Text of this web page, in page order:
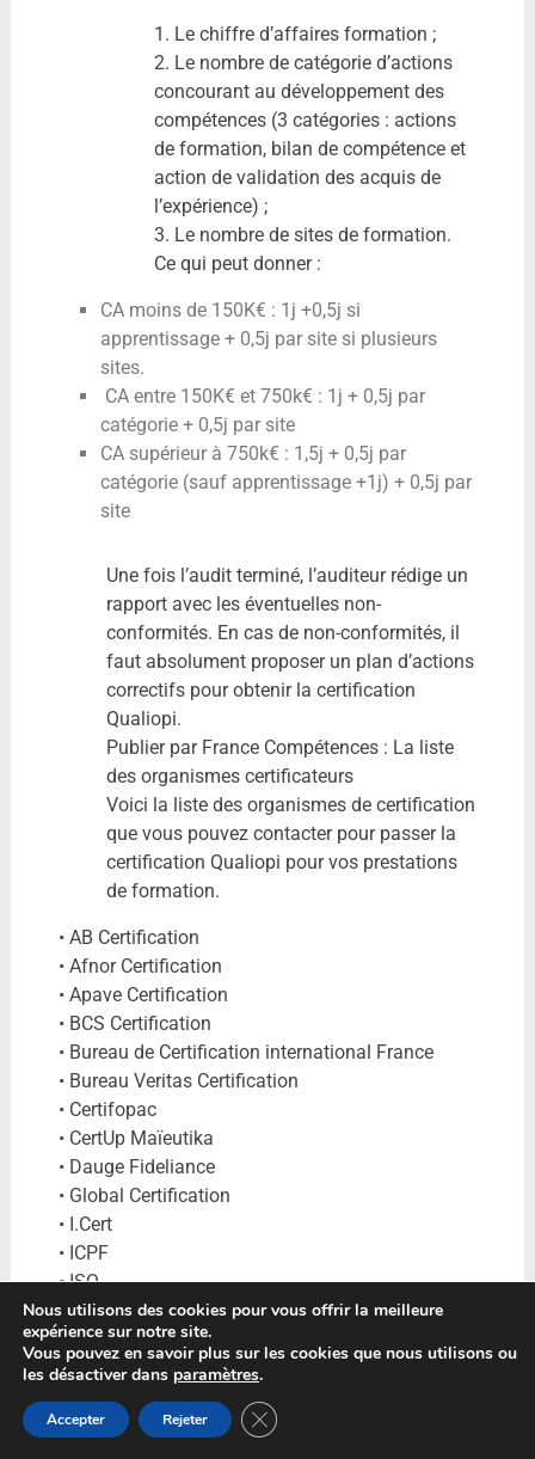
1. Le chiffre d’affaires formation ;
2. Le nombre de catégorie d’actions
concourant au développement des
compétences (3 catégories : actions
de formation, bilan de compétence et
action de validation des acquis de
l’expérience) ;
3. Le nombre de sites de formation.
Ce qui peut donner :
CA moins de 150K€ : 1j +0,5j si
apprentissage + 0,5j par site si plusieurs
sites.
CA entre 150K€ et 750k€ : 1j + 0,5j par
catégorie + 0,5j par site
CA supérieur à 750k€ : 1,5j + 0,5j par
catégorie (sauf apprentissage +1j) + 0,5j par
site
Une fois l’audit terminé, l’auditeur rédige un
rapport avec les éventuelles non-
conformités. En cas de non-conformités, il
faut absolument proposer un plan d’actions
correctifs pour obtenir la certification
Qualiopi.
Publier par France Compétences : La liste
des organismes certificateurs
Voici la liste des organismes de certification
que vous pouvez contacter pour passer la
certification Qualiopi pour vos prestations
de formation.
• AB Certification
• Afnor Certification
• Apave Certification
• BCS Certification
• Bureau de Certification international France
• Bureau Veritas Certification
• Certifopac
• CertUp Maïeutika
• Dauge Fideliance
• Global Certification
• I.Cert
• ICPF
• ISQ
• Label Qualité Système
• LRQA France SAS
• Proneo Certification
• Qualibat
Nous utilisons des cookies pour vous offrir la meilleure
expérience sur notre site.
Vous pouvez en savoir plus sur les cookies que nous utilisons ou
les désactiver dans paramètres.
Accepter Rejeter Fermer la bannière des cookies